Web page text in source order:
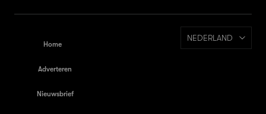
Home
Adverteren
Nieuwsbrief
NEDERLAND